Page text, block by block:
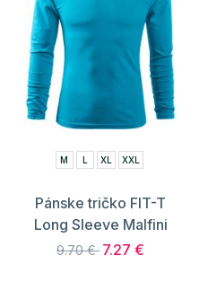
M L XL XXL
Pánske tričko FIT-T
Long Sleeve Malfini
9.70 € 7.27 €